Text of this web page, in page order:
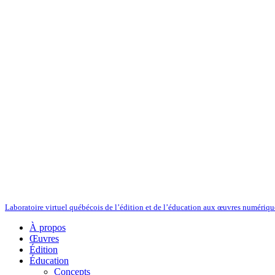
Laboratoire virtuel québécois de l’édition et de l’éducation aux œuvres
À propos
Œuvres
Édition
Éducation
Concepts